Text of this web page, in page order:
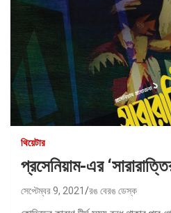
থিয়েটার
প্রসেনিয়াম-এর
সেপ্টেম্বর 9, 2021 রঙ বেরঙ ডেস্ক